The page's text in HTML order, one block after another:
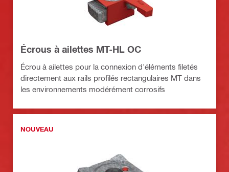
Écrous à ailettes MT-HL OC
Écrou à ailettes pour la connexion d'éléments filetés
directement aux rails profilés rectangulaires MT dans
les environnements modérément corrosifs
NOUVEAU